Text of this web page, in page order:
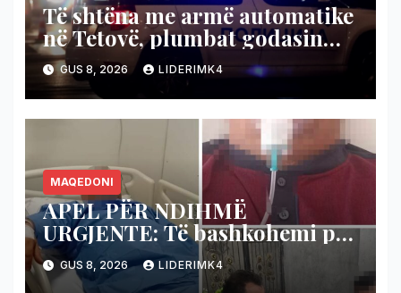
Të shtëna me armë automatike
në Tetovë, plumbat godasin
shtëpinë dhe veturën e një 48-
vjeçari
GUS 8, 2026 LIDERIMK4
MAQEDONI
APEL PËR NDIHMË
URGJENTE: Të bashkohemi për
shpëtimin e veteranit
kumanovar të dy luftërave
GUS 8, 2026 LIDERIMK4